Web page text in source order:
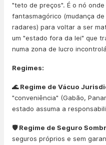
"teto de preços". É o nó
fantasmagórico (mudança
radares) para voltar a ser
um "estado fora da lei" que
numa zona de lucro
Regimes:
🌊 Regime de Vácuo
"conveniência" (Gabão,
estado assuma a
🛡️ Regime de Seguro
seguros próprios e sem